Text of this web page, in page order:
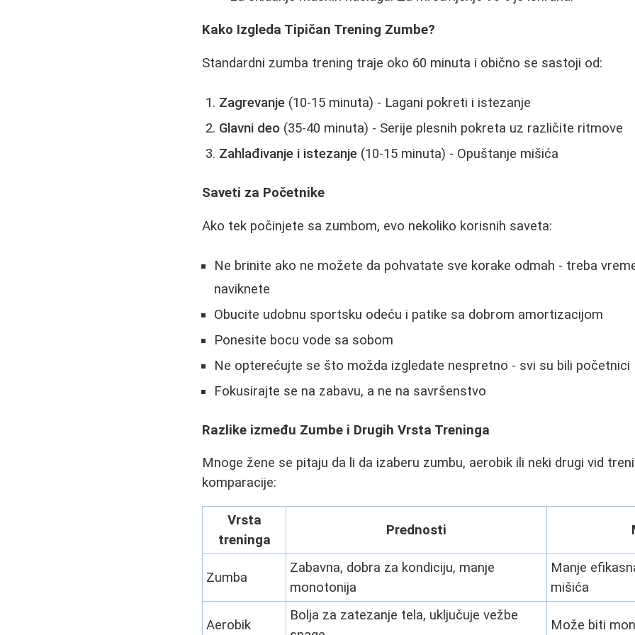
Kako Izgleda Tipičan Trening Zumbe?
Standardni zumba trening traje oko 60 minuta i obično se sastoji od:
Zagrevanje (10-15 minuta) - Lagani pokreti i istezanje
Glavni deo (35-40 minuta) - Serije plesnih pokreta uz različite ritmove
Zahlađivanje i istezanje (10-15 minuta) - Opuštanje mišića
Saveti za Početnike
Ako tek počinjete sa zumbom, evo nekoliko korisnih saveta:
Ne brinite ako ne možete da pohvatate sve korake odmah - treba
naviknete
Obucite udobnu sportsku odeću i patike sa dobrom amortizacijom
Ponesite bocu vode sa sobom
Ne opterećujte se što možda izgledate nespretno - svi su bili početnici
Fokusirajte se na zabavu, a ne na savršenstvo
Razlike između Zumbe i Drugih Vrsta Treninga
Mnoge žene se pitaju da li da izaberu zumbu, aerobik ili neki drugi vid
komparacije:
Vrsta
treninga
Prednosti
Zumba
Zabavna, dobra za kondiciju, manje
monotonija
Manje
mišića
Aerobik
Bolja za zatezanje tela, uključuje vežbe
Može biti